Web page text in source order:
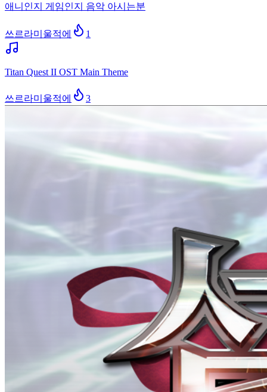
애니인지 게임인지 음악 아시는분
쓰르라미울적에 1
Titan Quest II OST Main Theme
쓰르라미울적에 3